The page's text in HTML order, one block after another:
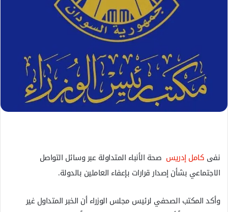
ي
نفى كامل إدريس صحة الأنباء المتداولة عبر وسائل التواصل
الاجتماعي بشأن إصدار قرارات بإعفاء العاملين بالدولة.
وأكد المكتب الصحفي لرئيس مجلس الوزراء أن الخبر المتداول غير